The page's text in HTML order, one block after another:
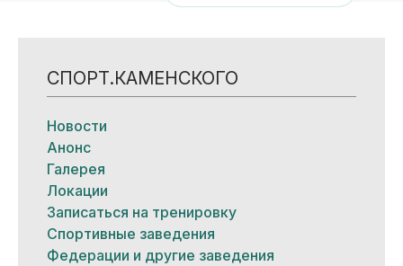
СПОРТ.КАМЕНСКОГО
Новости
Анонс
Галерея
Локации
Записаться на тренировку
Спортивные заведения
Федерации и другие заведения